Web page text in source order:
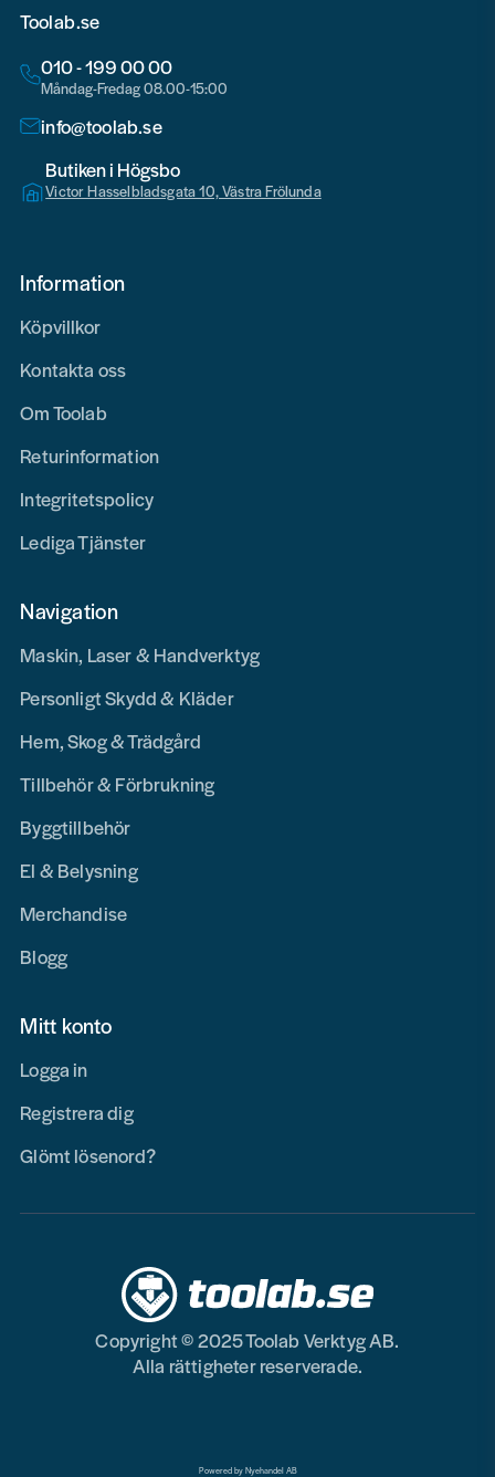
Toolab.se
010 - 199 00 00
Måndag-Fredag 08.00-15:00
info@toolab.se
Butiken i Högsbo
Victor Hasselbladsgata 10, Västra Frölunda
Information
Köpvillkor
Kontakta oss
Om Toolab
Returinformation
Integritetspolicy
Lediga Tjänster
Navigation
Maskin, Laser & Handverktyg
Personligt Skydd & Kläder
Hem, Skog & Trädgård
Tillbehör & Förbrukning
Byggtillbehör
El & Belysning
Merchandise
Blogg
Mitt konto
Logga in
Registrera dig
Glömt lösenord?
Copyright © 2025 Toolab Verktyg AB.
Alla rättigheter reserverade.
Powered by Nyehandel AB